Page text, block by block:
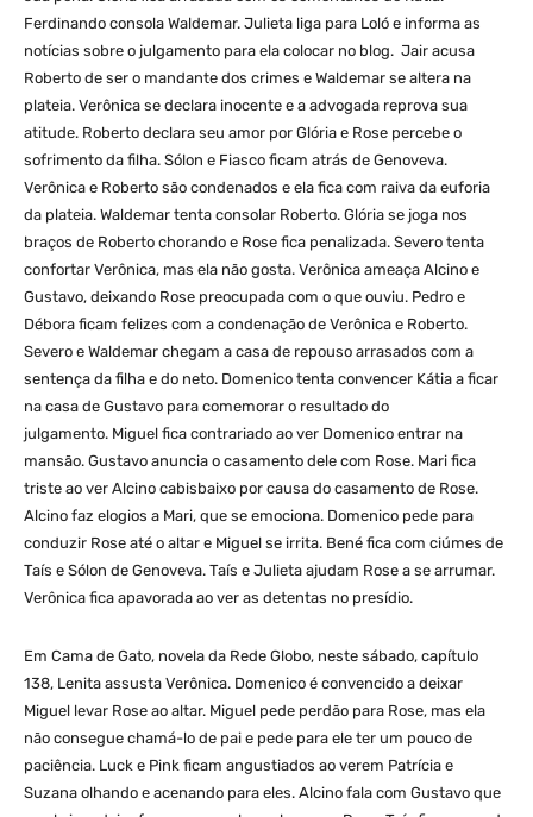
Ferdinando consola Waldemar. Julieta liga para Loló e informa as
notícias sobre o julgamento para ela colocar no blog. Jair acusa
Roberto de ser o mandante dos crimes e Waldemar se altera na
plateia. Verônica se declara inocente e a advogada reprova sua
atitude. Roberto declara seu amor por Glória e Rose percebe o
sofrimento da filha. Sólon e Fiasco ficam atrás de Genoveva.
Verônica e Roberto são condenados e ela fica com raiva da euforia
da plateia. Waldemar tenta consolar Roberto. Glória se joga nos
braços de Roberto chorando e Rose fica penalizada. Severo tenta
confortar Verônica, mas ela não gosta. Verônica ameaça Alcino e
Gustavo, deixando Rose preocupada com o que ouviu. Pedro e
Débora ficam felizes com a condenação de Verônica e Roberto.
Severo e Waldemar chegam a casa de repouso arrasados com a
sentença da filha e do neto. Domenico tenta convencer Kátia a ficar
na casa de Gustavo para comemorar o resultado do
julgamento. Miguel fica contrariado ao ver Domenico entrar na
mansão. Gustavo anuncia o casamento dele com Rose. Mari fica
triste ao ver Alcino cabisbaixo por causa do casamento de Rose.
Alcino faz elogios a Mari, que se emociona. Domenico pede para
conduzir Rose até o altar e Miguel se irrita. Bené fica com ciúmes de
Taís e Sólon de Genoveva. Taís e Julieta ajudam Rose a se arrumar.
Verônica fica apavorada ao ver as detentas no presídio.
Em Cama de Gato, novela da Rede Globo, neste sábado, capítulo
138, Lenita assusta Verônica. Domenico é convencido a deixar
Miguel levar Rose ao altar. Miguel pede perdão para Rose, mas ela
não consegue chamá-lo de pai e pede para ele ter um pouco de
paciência. Luck e Pink ficam angustiados ao verem Patrícia e
Suzana olhando e acenando para eles. Alcino fala com Gustavo que